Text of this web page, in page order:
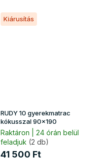
Kiárusítás
RUDY 10 gyerekmatrac
kókusszal 90x190
Raktáron | 24 órán belül
feladjuk (2 db)
41 500 Ft